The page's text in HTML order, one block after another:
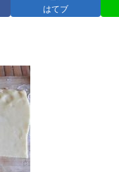
はてブ